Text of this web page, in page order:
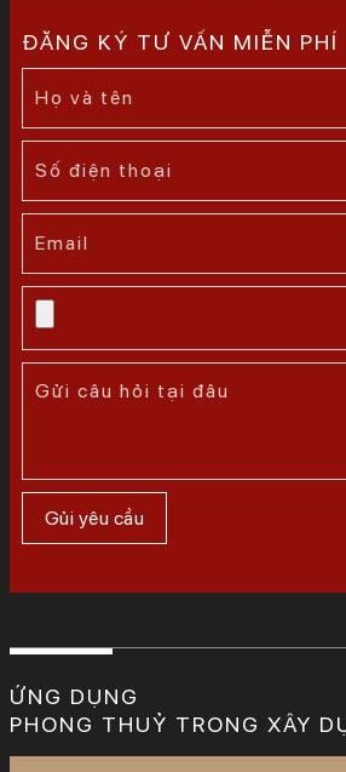
ĐĂNG KÝ TƯ VẤN MIỄN PHÍ
ỨNG DỤNG
PHONG THUỶ TRONG XÂY